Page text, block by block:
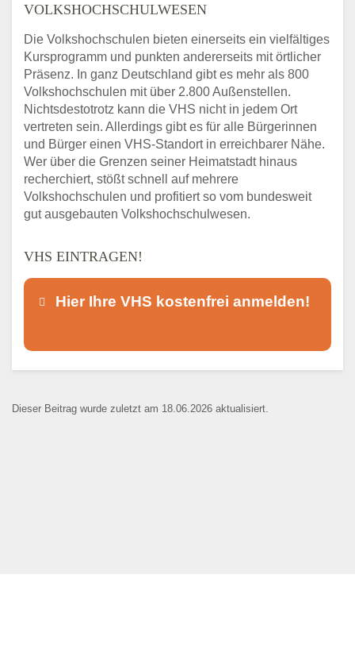
VOLKSHOCHSCHULWESEN
Die Volkshochschulen bieten einerseits ein vielfältiges
Kursprogramm und punkten andererseits mit örtlicher
Präsenz. In ganz Deutschland gibt es mehr als 800
Volkshochschulen mit über 2.800 Außenstellen.
Nichtsdestotrotz kann die VHS nicht in jedem Ort
vertreten sein. Allerdings gibt es für alle Bürgerinnen
und Bürger einen VHS-Standort in erreichbarer Nähe.
Wer über die Grenzen seiner Heimatstadt hinaus
recherchiert, stößt schnell auf mehrere
Volkshochschulen und profitiert so vom bundesweit
gut ausgebauten Volkshochschulwesen.
VHS EINTRAGEN!
Hier Ihre VHS kostenfrei anmelden!
Kontaktaufnahme und ist nicht
Dieser Beitrag wurde zuletzt am 18.06.2026 aktualisiert.